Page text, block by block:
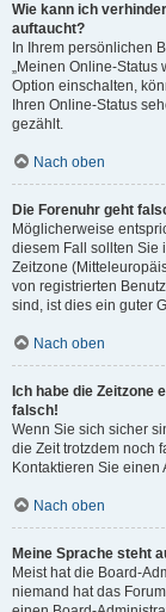
Wie kann ich
auftaucht?
In Ihrem persönlichen
„Meinen Online-Status
Option einschalten,
Ihren Online-Status
gezählt.
Nach oben
Die Forenuhr geht
Möglicherweise
diesem Fall sollten Sie
Zeitzone
von registrierten
sind, ist dies ein guter
Nach oben
Ich habe die Zeitzone
falsch!
Wenn Sie sich sicher
die Zeit trotzdem noch
Kontaktieren Sie einen
Nach oben
Meine Sprache steht
Meist hat die Board-
niemand hat das